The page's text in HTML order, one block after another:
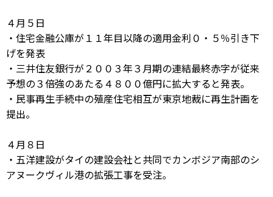
４月５日
・住宅金融公庫が１１年目以降の適用金利０・５％引き下
げを発表
・三井住友銀行が２００３年３月期の連結最終赤字が従来
予想の３倍強のあたる４８００億円に拡大すると発表。
・民事再生手続中の殖産住宅相互が東京地裁に再生計画を
提出。
４月８日
・五洋建設がタイの建設会社と共同でカンボジア南部のシ
アヌークヴィル港の拡張工事を受注。